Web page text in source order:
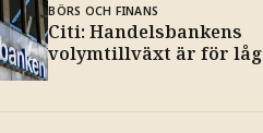
BÖRS OCH FINANS
Citi: Handelsbankens
volymtillväxt är för låg